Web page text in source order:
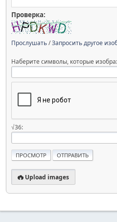
Проверка:
Прослушать/Запросить другое
Наберите символы, которые
√36:
Upload images